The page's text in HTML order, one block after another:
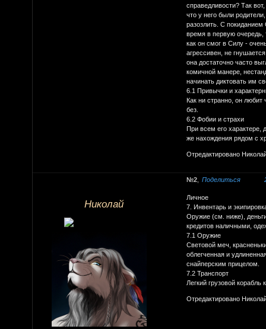
справедливости? Так
что у него были
разозлить. С
время в первую очередь,
как он смог в Силу -
агрессивен, не
она достаточно часто
комичной манере,
начинать диктовать им
6.1 Привычки и
Как ни странно, он любит
без.
6.2 Фобии и страхи
При всем его характере,
же нахождения рядом с
Отредактировано
Поделиться
2
Николай
Личное
7. Инвентарь и
Оружие (см. ниже),
кредитов наличными,
7.1 Оружие
Световой меч,
облегченная и
снайперским прицелом.
7.2 Транспорт
Легкий грузовой корабль
Отредактировано